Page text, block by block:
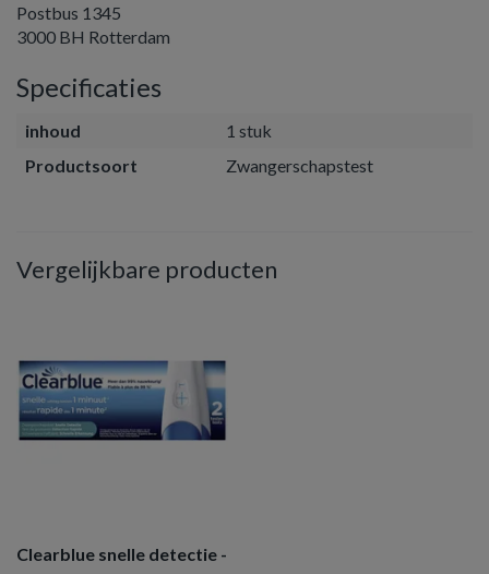
Postbus 1345
3000 BH Rotterdam
Specificaties
inhoud
1 stuk
Productsoort
Zwangerschapstest
Vergelijkbare producten
Clearblue snelle detectie -